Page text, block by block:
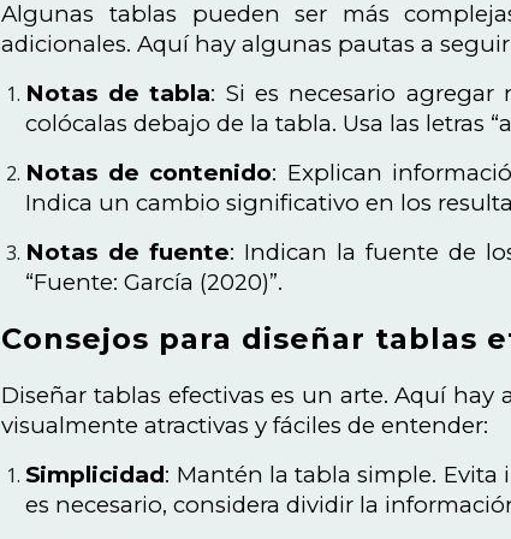
Algunas tablas pueden ser más
adicionales. Aquí hay algunas pautas a
Notas de tabla: Si es necesario
colócalas debajo de la tabla. Usa las letras
Notas de contenido: Explican
Indica un cambio significativo en los
Notas de fuente: Indican la fuente de
“Fuente: García (2020)”.
Consejos para diseñar tablas
Diseñar tablas efectivas es un arte. Aquí
visualmente atractivas y fáciles de entender:
Simplicidad: Mantén la tabla simple.
es necesario, considera dividir la